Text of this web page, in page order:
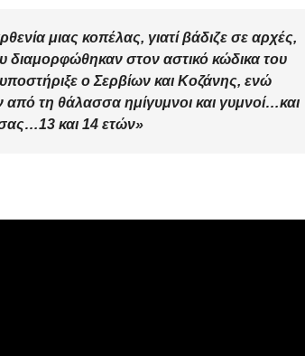
μιας κοπέλας, γιατί βάδιζε σε αρχές,
διαμορφώθηκαν στον αστικό κώδικα του
ο Σερβίων και Κοζάνης, ενώ
τη θάλασσα ημίγυμνοι και γυμνοί…και
σας…13 και 14 ετών»
;